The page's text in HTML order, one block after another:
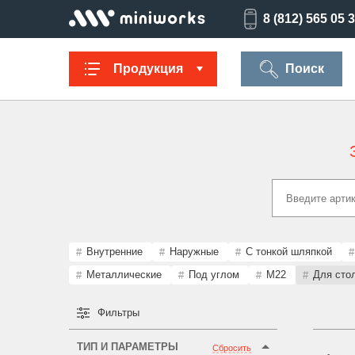
8 (812) 565 05
Продукция Поиск
Опоры
Колпачки на
Внутренние Наружные С тонкой шляпкой
Металлические
Под углом М22 Для
Фильтры
ТИП И ПАРАМЕТРЫ Сбросить